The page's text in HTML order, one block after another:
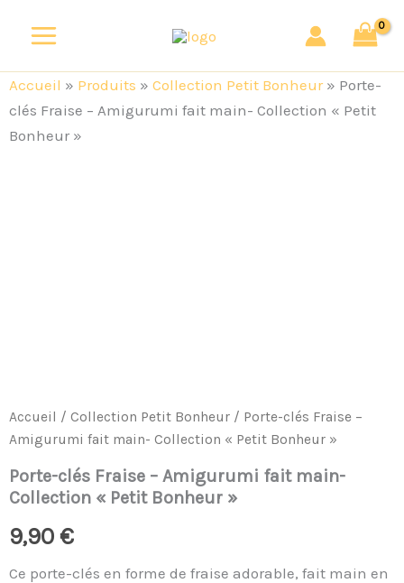
Accueil » Produits » Collection Petit Bonheur» Porte-
clés Fraise – Amigurumi fait main- Collection « Petit
Bonheur »
Accueil / Collection Petit Bonheur / Porte-clés Fraise –
Amigurumi fait main- Collection « Petit Bonheur »
Porte-clés Fraise – Amigurumi fait main-
Collection « Petit Bonheur »
9,90 €
Ce porte-clés en forme de fraise adorable, fait main en